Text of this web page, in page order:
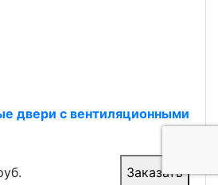
двери с вентиляционными
Заказать